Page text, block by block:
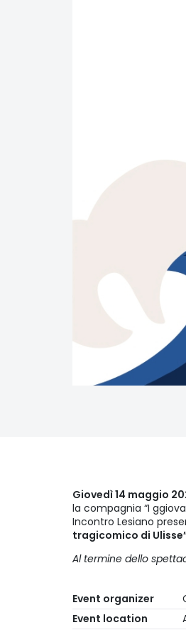
Giovedì 14 maggio
la compagnia “I
Incontro Lesiano
tragicomico di
Al termine dello
Event organizer
Event location